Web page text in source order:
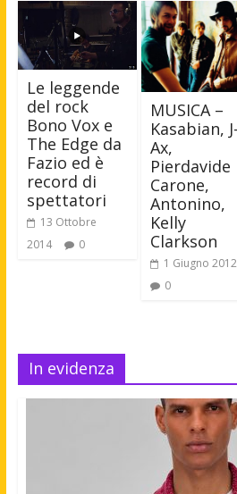
Le leggende
del rock
Bono Vox e
The Edge da
Fazio ed è
record di
spettatori
13 Ottobre
2014
0
MUSICA –
Kasabian, J-
Ax,
Pierdavide
Carone,
Antonino,
Kelly
Clarkson
1 Giugno 2012
0
In evidenza